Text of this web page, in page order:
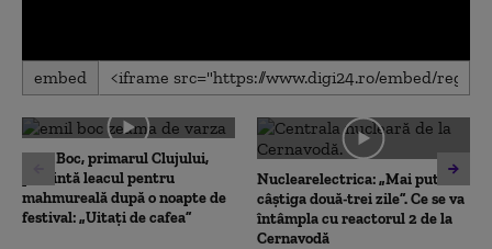
0
seconds
0
seconds
embed
Emil Boc, primarul Clujului,
prezintă leacul pentru
mahmureală după o noapte de
festival: „Uitați de cafea”
Nuclearelectrica: „Mai putem
câștiga două-trei zile”. Ce se va
întâmpla cu reactorul 2 de la
Cernavodă